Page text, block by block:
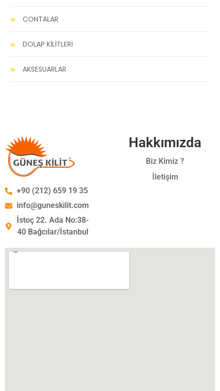
CONTALAR
DOLAP KİLİTLERİ
AKSESUARLAR
+90 (212) 659 19 35
info@guneskilit.com
İstoç 22. Ada No:38-
40 Bağcılar/İstanbul
Hakkımızda
Biz Kimiz ?
İletişim